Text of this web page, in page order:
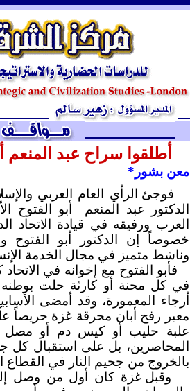
ـ
أطلقوا سراح عبد المنعم
معن بشور*
فوجئ الرأي العام العربي
الدكتور عبد المنعم
أبو الفتوح
العرب ورفيقه في قيادة الاتحاد
خصوصاً إن الدكتور أبو الفتوح
وناشط متميز في مجال الخدمة
فأبو الفتوح مع إخوانه في الاتحاد
في كل محنة أو كارثة حلت بوطنه
أرجاء المعمورة، وقد أمضى
معبر رفح أبان محرقة غزة حريصاً
علبة حليب أو كيس دم أو مصل
المحاصرين، بل على استقبال
بالخروج من جحيم النار في القطاع